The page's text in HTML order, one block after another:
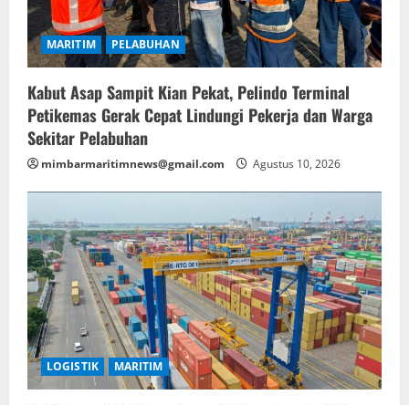
MARITIM PELABUHAN
Kabut Asap Sampit Kian Pekat, Pelindo Terminal
Petikemas Gerak Cepat Lindungi Pekerja dan Warga
Sekitar Pelabuhan
mimbarmaritimnews@gmail.com Agustus 10, 2026
LOGISTIK MARITIM